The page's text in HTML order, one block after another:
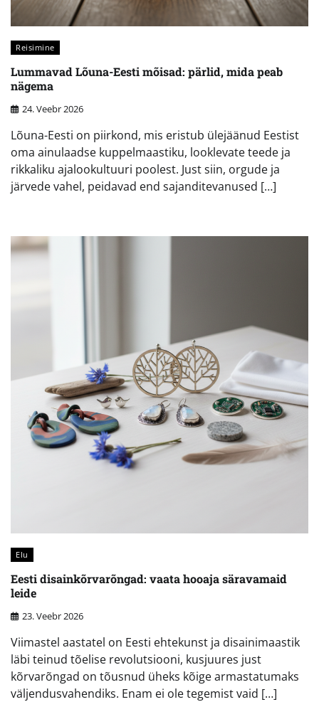
Reisimine
Lummavad Lõuna-Eesti mõisad: pärlid, mida peab
nägema
24. Veebr 2026
Lõuna-Eesti on piirkond, mis eristub ülejäänud Eestist
oma ainulaadse kuppelmaastiku, looklevate teede ja
rikkaliku ajalookultuuri poolest. Just siin, orgude ja
järvede vahel, peidavad end sajanditevanused […]
Elu
Eesti disainkõrvarõngad: vaata hooaja säravamaid
leide
23. Veebr 2026
Viimastel aastatel on Eesti ehtekunst ja disainimaastik
läbi teinud tõelise revolutsiooni, kusjuures just
kõrvarõngad on tõusnud üheks kõige armastatumaks
väljendusvahendiks. Enam ei ole tegemist vaid […]